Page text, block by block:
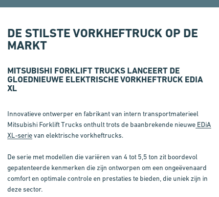
DE STILSTE VORKHEFTRUCK OP DE
MARKT
MITSUBISHI FORKLIFT TRUCKS LANCEERT DE
GLOEDNIEUWE ELEKTRISCHE VORKHEFTRUCK EDIA
XL
Innovatieve ontwerper en fabrikant van intern transportmaterieel
Mitsubishi Forklift Trucks onthult trots de baanbrekende nieuwe EDiA
XL-serievan elektrische vorkheftrucks.
De serie met modellen die variëren van 4 tot 5,5 ton zit boordevol
gepatenteerde kenmerken die zijn ontworpen om een ongeëvenaard
comfort en optimale controle en prestaties te bieden, die uniek zijn in
deze sector.